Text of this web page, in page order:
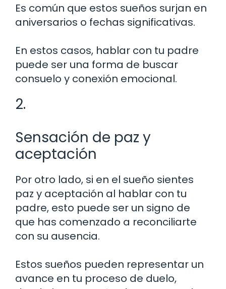
Es común que estos sueños surjan en
aniversarios o fechas significativas.
En estos casos, hablar con tu padre
puede ser una forma de buscar
consuelo y conexión emocional.
2.
Sensación de paz y
aceptación
Por otro lado, si en el sueño sientes
paz y aceptación al hablar con tu
padre, esto puede ser un signo de
que has comenzado a reconciliarte
con su ausencia.
Estos sueños pueden representar un
avance en tu proceso de duelo,